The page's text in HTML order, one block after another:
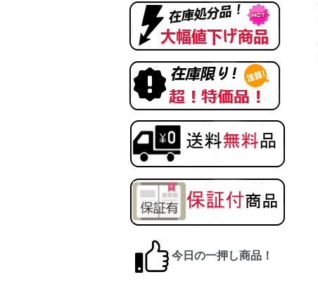
今日の一押し商品！